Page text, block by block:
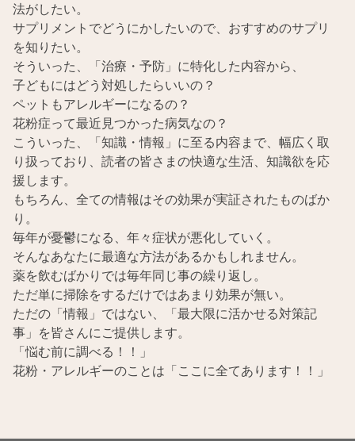
法がしたい。
サプリメントでどうにかしたいので、おすすめのサプリ
を知りたい。
そういった、「治療・予防」に特化した内容から、
子どもにはどう対処したらいいの？
ペットもアレルギーになるの？
花粉症って最近見つかった病気なの？
こういった、「知識・情報」に至る内容まで、幅広く取
り扱っており、読者の皆さまの快適な生活、知識欲を応
援します。
もちろん、全ての情報はその効果が実証されたものばか
り。
毎年が憂鬱になる、年々症状が悪化していく。
そんなあなたに最適な方法があるかもしれません。
薬を飲むばかりでは毎年同じ事の繰り返し。
ただ単に掃除をするだけではあまり効果が無い。
ただの「情報」ではない、「最大限に活かせる対策記
事」を皆さんにご提供します。
「悩む前に調べる！！」
花粉・アレルギーのことは「ここに全てあります！！」